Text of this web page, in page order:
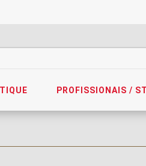
PROFISSIONAIS /